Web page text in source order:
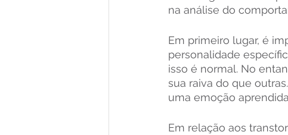
na análise do
Em primeiro lugar, é
personalidade
isso é normal. No
sua raiva do que
uma emoção
Em relação aos